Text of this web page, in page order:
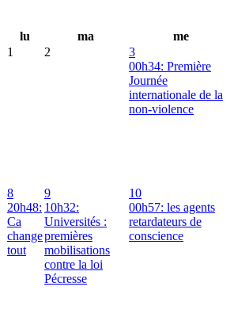
lu ma me
1
2
3
00h34: Première
Journée
internationale de la
non-violence
8
20h48:
Ca
change
tout
9
10h32:
Universités :
premières
mobilisations
contre la loi
Pécresse
10
00h57: les agents
retardateurs de
conscience